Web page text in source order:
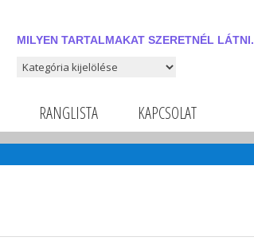
MILYEN TARTALMAKAT SZERETNÉL LÁTNI.
Milyen tartalmakat szeretnél látni.
RANGLISTA KAPCSOLAT